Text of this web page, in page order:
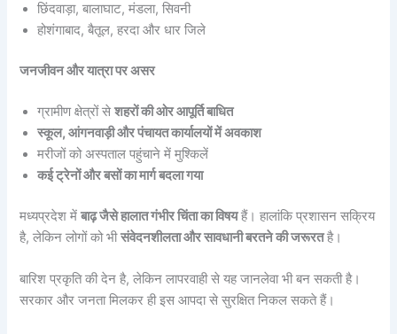
छिंदवाड़ा, बालाघाट, मंडला, सिवनी
होशंगाबाद, बैतूल, हरदा और धार जिले
जनजीवन और यात्रा पर असर
ग्रामीण क्षेत्रों सेशहरों की ओर आपूर्ति बाधित
स्कूल, आंगनवाड़ी और पंचायत कार्यालयों में अवकाश
मरीजों को अस्पताल पहुंचाने में मुश्किलें
कई ट्रेनों और बसों का मार्ग बदला गया
मध्यप्रदेश मेंबाढ़ जैसे हालात गंभीर चिंता का विषयहैं। हालांकि प्रशासन सक्रिय
है, लेकिन लोगों को भीसंवेदनशीलता और सावधानी बरतने की जरूरतहै।
बारिश प्रकृति की देन है, लेकिन लापरवाही से यह जानलेवा भी बन सकती है।
सरकार और जनता मिलकर ही इस आपदा से सुरक्षित निकल सकते हैं।